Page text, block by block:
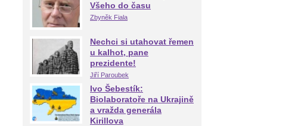
Všeho do času
Zbyněk Fiala
Nechci si utahovat řemen
u kalhot, pane
prezidente!
Jiří Paroubek
Ivo Šebestík:
Biolaboratoře na Ukrajině
a vražda generála
Kirillova